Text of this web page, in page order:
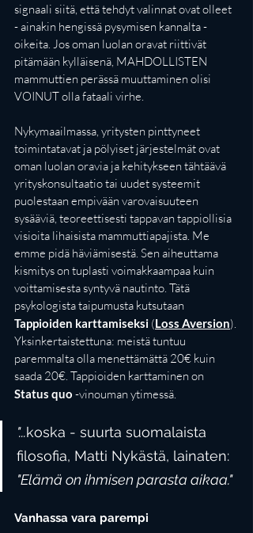
signaali siitä, että tehdyt valinnat ovat olleet
- ainakin hengissä pysymisen kannalta -
oikeita. Jos oman luolan oravat riittivät
pitämään kylläisenä, MAHDOLLISTEN
mammuttien perässä muuttaminen olisi
VOINUT olla fataali virhe.
Nykymaailmassa, yritysten pinttyneet
toimintatavat ja pölyiset järjestelmät ovat
oman luolan oravia ja kehitykseen tähtäävä
yrityskonsultaatio tai uudet systeemit
puolestaan empivään varovaisuuteen
sysääviä, teoreettisesti tappavan tappiollisia
visioita lihaisista mammuttiapajista. Me
emme pidä häviämisestä. Sen aiheuttama
kismitys on tuplasti voimakkaampaa kuin
voittamisesta syntyvä nautinto. Tätä
psykologista taipumusta kutsutaan
Tappioiden karttamiseksi (Loss Aversion).
Yksinkertaistettuna: meistä tuntuu
paremmalta olla menettämättä 20€ kuin
saada 20€. Tappioiden karttaminen on
Status quo -vinouman ytimessä.
"...koska - suurta suomalaista
filosofia, Matti Nykästä, lainaten:
"Elämä on ihmisen parasta aikaa."
Vanhassa vara parempi